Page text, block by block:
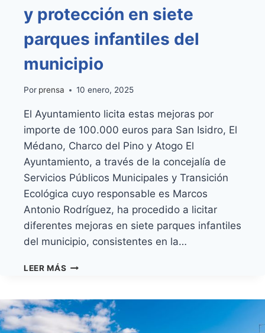
y protección en siete
parques infantiles del
municipio
Por prensa 10 enero, 2025
El Ayuntamiento licita estas mejoras por
importe de 100.000 euros para San Isidro, El
Médano, Charco del Pino y Atogo El
Ayuntamiento, a través de la concejalía de
Servicios Públicos Municipales y Transición
Ecológica cuyo responsable es Marcos
Antonio Rodríguez, ha procedido a licitar
diferentes mejoras en siete parques infantiles
del municipio, consistentes en la…
LEER MÁS GRANADILLA
INSTALARÁ
ZONAS
DE